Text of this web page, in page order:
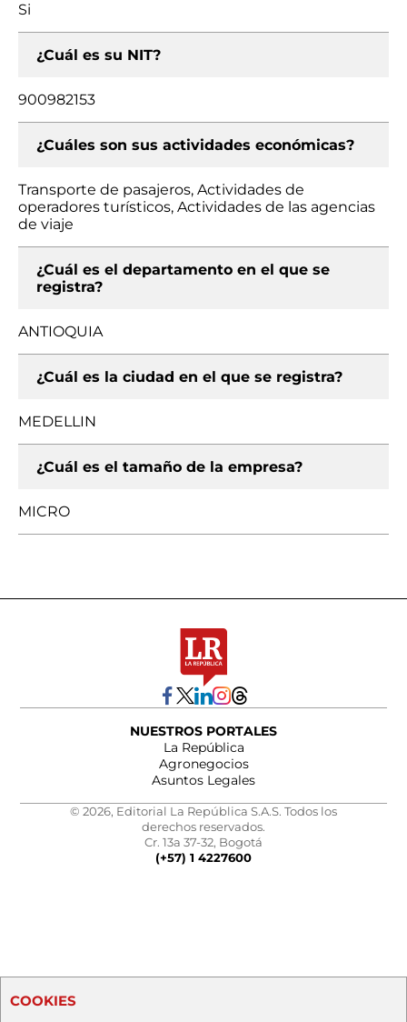
Si
¿Cuál es su NIT?
900982153
¿Cuáles son sus actividades económicas?
Transporte de pasajeros, Actividades de
operadores turísticos, Actividades de las agencias
de viaje
¿Cuál es el departamento en el que se
registra?
ANTIOQUIA
¿Cuál es la ciudad en el que se registra?
MEDELLIN
¿Cuál es el tamaño de la empresa?
MICRO
NUESTROS PORTALES
La República
Agronegocios
Asuntos Legales
© 2026, Editorial La República S.A.S. Todos los
derechos reservados.
Cr. 13a 37-32, Bogotá
(+57) 1 4227600
COOKIES